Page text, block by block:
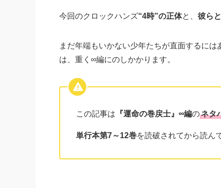
今回のクロックハンズ“4時”の正体と、 彼ら
まだ年端もいかない少年たちが直面するに
は、重く∞編にのしかかります。
この記事は 『運命の巻戻士』∞編のネタ
単行本第7～12巻を読破されてから読ん